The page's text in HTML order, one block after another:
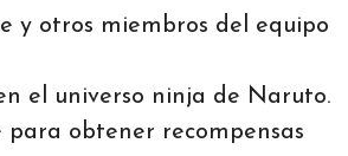
y otros miembros del equipo
el universo ninja de Naruto.
para obtener recompensas